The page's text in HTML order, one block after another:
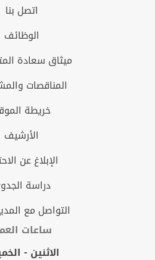
اتصل بنا
الوظائف
ميثاق سعادة
المناقصات
خريطة
الأرشيف
الإبلاغ عن
دراسة
التواصل مع
ساعات
الاثنين -